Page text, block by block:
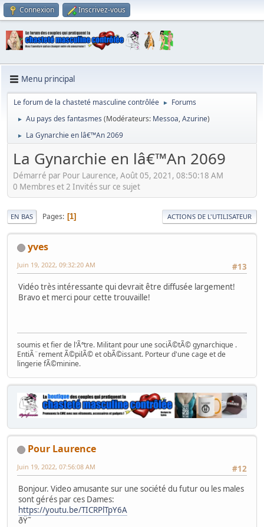
Connexion Inscrivez-vous
Menu principal
Le forum de la chasteté masculine contrôlée ► Forums
► Au pays des fantasmes (Modérateurs: Messoa,Azurine)
► La Gynarchie en lâ€™An 2069
La Gynarchie en lâ€™An 2069
Démarré par Pour Laurence, Août 05, 2021, 08:50:18 AM
0 Membres et 2 Invités sur ce sujet
EN BAS Pages 1 ACTIONS DE L'UTILISATEUR
yves
#13
Juin 19, 2022, 09:32:20 AM
Vidéo très intéressante qui devrait être diffusée largement!
Bravo et merci pour cette trouvaille!
soumis et fier de l'Ãªtre. Militant pour une sociÃ©tÃ© gynarchique .
EntiÃ¨rement Ã©pilÃ© et obÃ©issant. Porteur d'une cage et de
lingerie fÃ©minine.
Pour Laurence
#12
Juin 19, 2022, 07:56:08 AM
Bonjour. Video amusante sur une société du futur ou les males
sont gérés par ces Dames:
https://youtu.be/TICRPlTpY6A
ðŸ˜